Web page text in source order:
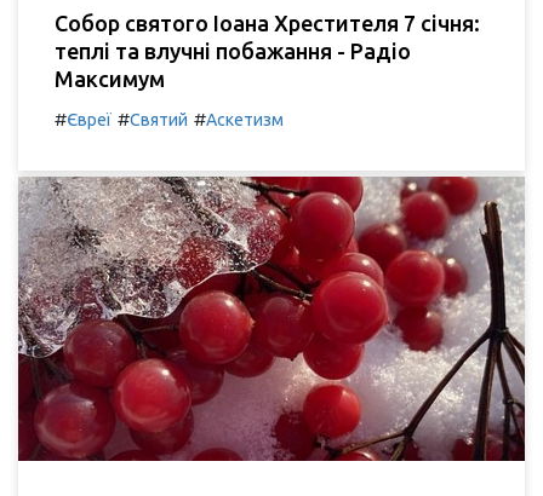
Собор святого Іоана Хрестителя 7 січня:
теплі та влучні побажання - Радіо
Максимум
#Євреї #Святий #Аскетизм